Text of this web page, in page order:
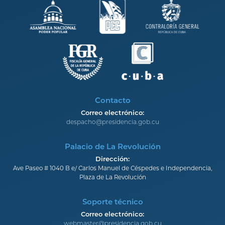
Contacto
Correo electrónico:
despacho@presidencia.gob.cu
Palacio de La Revolución
Dirección:
Ave Paseo # 1040 B e/ Carlos Manuel de Céspedes e Independencia,
Plaza de La Revolución
Soporte técnico
Correo electrónico:
webmaster@presidencia.gob.cu